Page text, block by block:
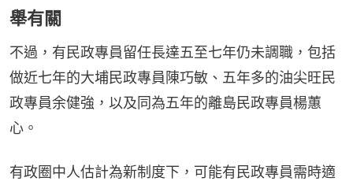
舉有關
不過，有民政專員留任長達五至七年仍未調職，包括
做近七年的大埔民政專員陳巧敏、五年多的油尖旺民
政專員余健強，以及同為五年的離島民政專員楊蕙
心。
有政圈中人估計為新制度下，可能有民政專員需時適